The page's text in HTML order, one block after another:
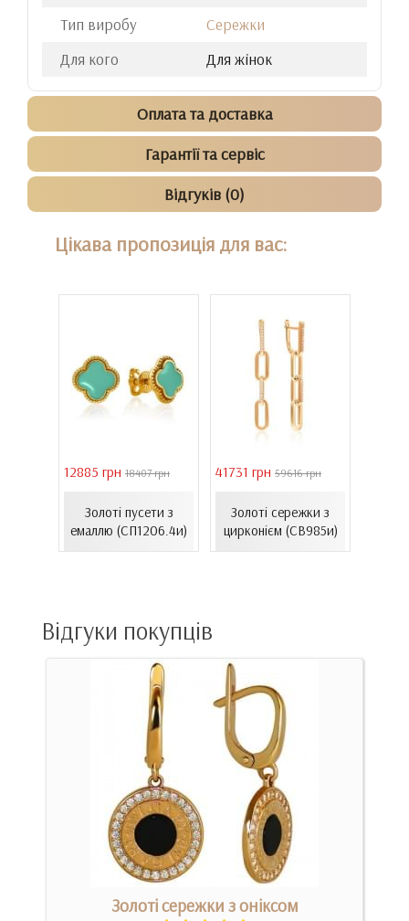
Тип виробу
Сережки
Для кого
Для жінок
Оплата та доставка
Гарантії та сервіс
Відгуків (0)
Цікава пропозиція для вас:
12885 грн 18407 грн
Золоті пусети з
емаллю (СП1206.4и)
41731 грн 59616 грн
Золоті сережки з
цирконієм (СВ985и)
Відгуки покупців
Золоті сережки з оніксом